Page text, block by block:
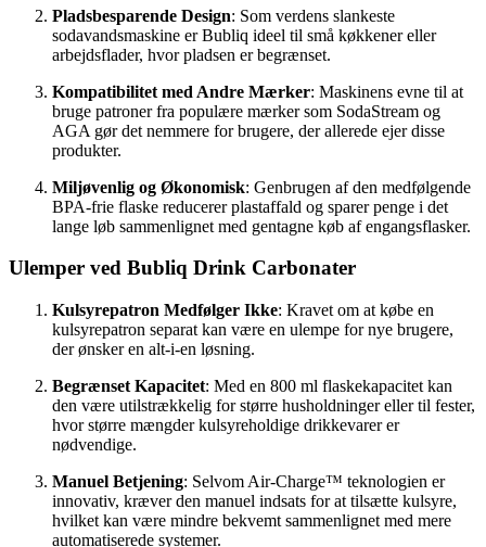
Pladsbesparende Design: Som verdens slankeste
sodavandsmaskine er Bubliq ideel til små køkkener eller
arbejdsflader, hvor pladsen er begrænset.
Kompatibilitet med Andre Mærker: Maskinens evne til at
bruge patroner fra populære mærker som SodaStream og
AGA gør det nemmere for brugere, der allerede ejer disse
produkter.
Miljøvenlig og Økonomisk: Genbrugen af den medfølgende
BPA-frie flaske reducerer plastaffald og sparer penge i det
lange løb sammenlignet med gentagne køb af engangsflasker.
Ulemper ved Bubliq Drink Carbonater
Kulsyrepatron Medfølger Ikke: Kravet om at købe en
kulsyrepatron separat kan være en ulempe for nye brugere,
der ønsker en alt-i-en løsning.
Begrænset Kapacitet: Med en 800 ml flaskekapacitet kan
den være utilstrækkelig for større husholdninger eller til fester,
hvor større mængder kulsyreholdige drikkevarer er
nødvendige.
Manuel Betjening: Selvom Air-Charge™ teknologien er
innovativ, kræver den manuel indsats for at tilsætte kulsyre,
hvilket kan være mindre bekvemt sammenlignet med mere
automatiserede systemer.